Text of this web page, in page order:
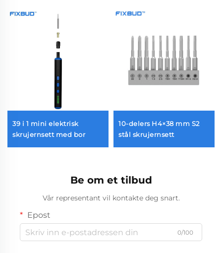
39 i 1 mini elektrisk
skrujernsett med bor
10-delers H4×38 mm S2
stål skrujernsett
Be om et tilbud
Vår representant vil kontakte deg snart.
Epost
0/100